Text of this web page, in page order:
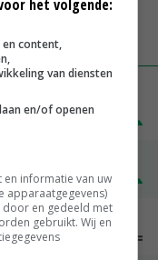
€ 269,00
€ 345,00 € 20,00
€ 134,00
het volgende:
en content,
van diensten
en/of openen
informatie van uw
apparaatgegevens)
en gedeeld met
gebruikt. Wij en